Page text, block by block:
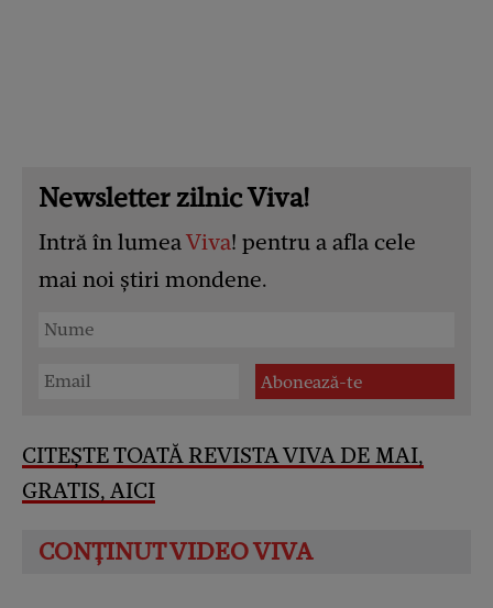
Newsletter zilnic Viva!
Intră în lumeaViva! pentru a afla cele
mai noi știri mondene.
CITEȘTE TOATĂ REVISTA VIVA DE MAI,
GRATIS, AICI